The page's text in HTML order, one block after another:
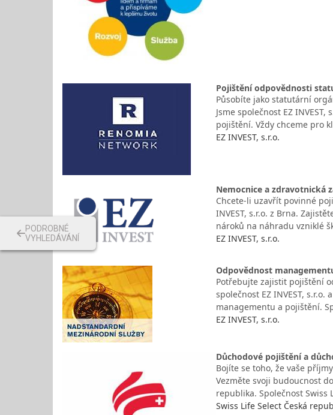
Pojištění odpovědnosti
Působíte jako statutární
Jsme společnost EZ
pojištění. Vždy chceme pro
EZ INVEST, s.r.o.
Nemocnice a zdravotnická
Chcete-li uzavřít povinné
INVEST, s.r.o. z Brna.
nároků na náhradu vzniklé
EZ INVEST, s.r.o.
Odpovědnost
Potřebujte zajistit pojištění
společnost EZ INVEST,
managementu a pojištění.
EZ INVEST, s.r.o.
Důchodové pojištění a
Bojíte se toho, že vaše
Vezměte svoji budoucnost
republika. Společnost
Swiss Life Select Česká
PODROBNÉ
VYHLEDÁVÁNÍ